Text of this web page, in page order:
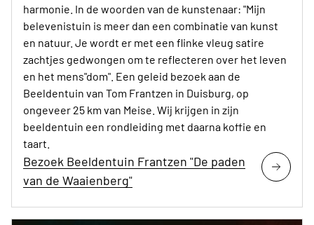
harmonie. In de woorden van de kunstenaar: "Mijn
belevenistuin is meer dan een combinatie van kunst
en natuur. Je wordt er met een flinke vleug satire
zachtjes gedwongen om te reflecteren over het leven
en het mens"dom". Een geleid bezoek aan de
Beeldentuin van Tom Frantzen in Duisburg, op
ongeveer 25 km van Meise. Wij krijgen in zijn
beeldentuin een rondleiding met daarna koffie en
taart.
Bezoek Beeldentuin Frantzen "De paden
van de Waaienberg"